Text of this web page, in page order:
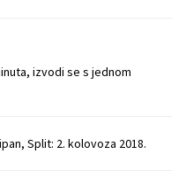
izvodi se s jednom
Split: 2. kolovoza 2018.